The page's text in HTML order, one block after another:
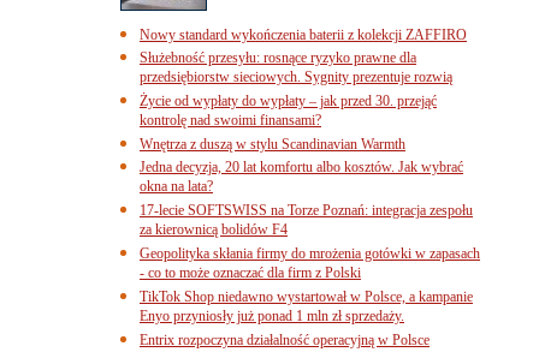
Nowy standard wykończenia baterii z kolekcji ZAFFIRO
Służebność przesyłu: rosnące ryzyko prawne dla
przedsiębiorstw sieciowych. Sygnity prezentuje rozwią
Życie od wypłaty do wypłaty – jak przed 30. przejąć
kontrolę nad swoimi finansami?
Wnętrza z duszą w stylu Scandinavian Warmth
Jedna decyzja, 20 lat komfortu albo kosztów. Jak wybrać
okna na lata?
17-lecie SOFTSWISS na Torze Poznań: integracja zespołu
za kierownicą bolidów F4
Geopolityka skłania firmy do mrożenia gotówki w zapasach
- co to może oznaczać dla firm z Polski
TikTok Shop niedawno wystartował w Polsce, a kampanie
Enyo przyniosły już ponad 1 mln zł sprzedaży.
Entrix rozpoczyna działalność operacyjną w Polsce